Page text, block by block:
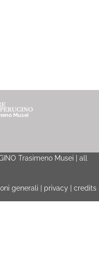
Trasimeno Musei | all
generali privacy credits